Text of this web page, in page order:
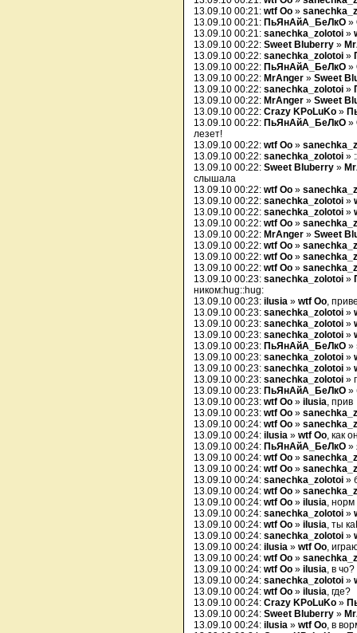
13.09.10 00:21: wtf Oo »
13.09.10 00:21: ПьЯнАйА_БеЛкО »
13.09.10 00:21: sanechka_zolotoi »
13.09.10 00:22: Sweet Bluberry »
13.09.10 00:22: sanechka_zolotoi »
13.09.10 00:22: ПьЯнАйА_БеЛкО »
13.09.10 00:22: MrAnger » Sweet
13.09.10 00:22: sanechka_zolotoi »
13.09.10 00:22: MrAnger » Sweet
13.09.10 00:22: Crazy KPoLuKo »
13.09.10 00:22: ПьЯнАйА_БеЛкО »
лезет!
13.09.10 00:22: wtf Oo »
13.09.10 00:22: sanechka_zolotoi »
13.09.10 00:22: Sweet Bluberry »
слышала
13.09.10 00:22: wtf Oo »
13.09.10 00:22: sanechka_zolotoi »
13.09.10 00:22: sanechka_zolotoi »
13.09.10 00:22: wtf Oo »
13.09.10 00:22: MrAnger » Sweet
13.09.10 00:22: wtf Oo »
13.09.10 00:22: wtf Oo »
13.09.10 00:22: wtf Oo »
13.09.10 00:23: sanechka_zolotoi »
ником:hug::hug:
13.09.10 00:23: ilusia » wtf Oo,
13.09.10 00:23: sanechka_zolotoi »
13.09.10 00:23: sanechka_zolotoi »
13.09.10 00:23: sanechka_zolotoi »
13.09.10 00:23: ПьЯнАйА_БеЛкО »
13.09.10 00:23: sanechka_zolotoi »
13.09.10 00:23: sanechka_zolotoi »
13.09.10 00:23: sanechka_zolotoi »
13.09.10 00:23: ПьЯнАйА_БеЛкО »
13.09.10 00:23: wtf Oo » ilusia, прив
13.09.10 00:23: wtf Oo »
13.09.10 00:24: wtf Oo »
13.09.10 00:24: ilusia » wtf Oo, как
13.09.10 00:24: ПьЯнАйА_БеЛкО »
13.09.10 00:24: wtf Oo »
13.09.10 00:24: wtf Oo »
13.09.10 00:24: sanechka_zolotoi »
13.09.10 00:24: wtf Oo »
13.09.10 00:24: wtf Oo » ilusia, норм
13.09.10 00:24: sanechka_zolotoi »
13.09.10 00:24: wtf Oo » ilusia, ты
13.09.10 00:24: sanechka_zolotoi »
13.09.10 00:24: ilusia » wtf Oo,
13.09.10 00:24: wtf Oo »
13.09.10 00:24: wtf Oo » ilusia, в чо?
13.09.10 00:24: sanechka_zolotoi »
13.09.10 00:24: wtf Oo » ilusia, где?
13.09.10 00:24: Crazy KPoLuKo »
13.09.10 00:24: Sweet Bluberry »
13.09.10 00:24: ilusia » wtf Oo, в